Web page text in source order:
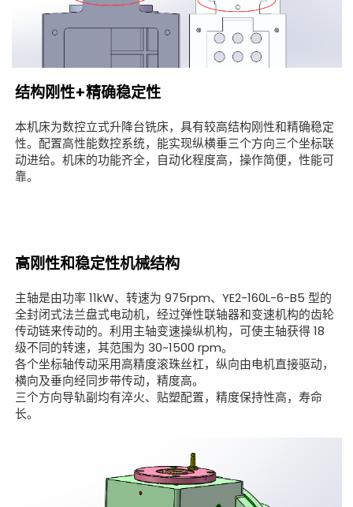
结构刚性+精确稳定性
本机床为数控立式升降台铣床，具有较高结构刚性和精确稳定
性。配置高性能数控系统，能实现纵横垂三个方向三个坐标联
动进给。机床的功能齐全，自动化程度高，操作简便，性能可
靠。
高刚性和稳定性机械结构
主轴是由功率 11kW、转速为 975rpm、YE2-160L-6-B5 型的
全封闭式法兰盘式电动机，经过弹性联轴器和变速机构的齿轮
传动链来传动的。利用主轴变速操纵机构，可使主轴获得 18
级不同的转速，其范围为 30~1500 rpm。
各个坐标轴传动采用高精度滚珠丝杠，纵向由电机直接驱动，
横向及垂向经同步带传动，精度高。
三个方向导轨副均有淬火、贴塑配置，精度保持性高，寿命
长。